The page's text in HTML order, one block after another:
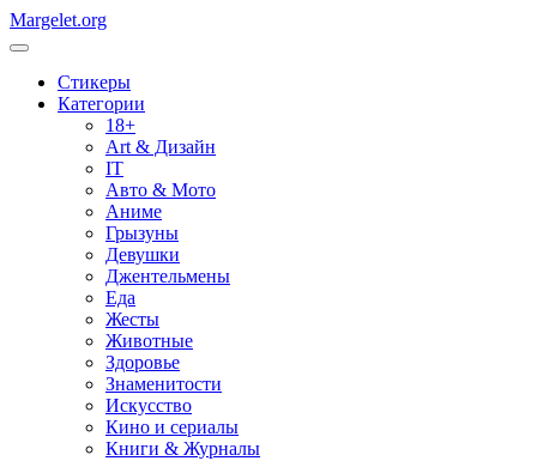
Margelet.org
Стикеры
Категории
18+
Art & Дизайн
IT
Авто & Мото
Аниме
Грызуны
Девушки
Джентельмены
Еда
Жесты
Животные
Здоровье
Знаменитости
Искусство
Кино и сериалы
Книги & Журналы